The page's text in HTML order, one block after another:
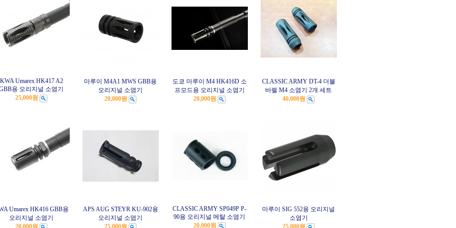
KWA Umarex HK417 A2
용 오리지널 소염기
25,000원
마루이 M4A1 MWS GBB용
오리지널 소염기
20,000원
도쿄 마루이 M4 HK416D 소
프모드용 오리지널 소염기
20,000원
CLASSIC ARMY DT-4 더블
바렐 M4 소염기 2개 세트
40,000원
Umarex HK416 GBB용
오리지널 소염기
20,000원
APS AUG STEYR KU-902용
오리지널 소염기
25,000원
CLASSIC ARMY SP049P P-
90용 오리지널 메탈 소염기
20,000원
마루이 SIG 552용 오리지널
소염기
25,000원